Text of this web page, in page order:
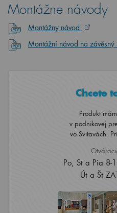
Montážne návody
Montážny návod
Montážní návod na závěsný
Chcete
Produkt
v podnikovej
vo Svitavách.
Po, St a Pia 8-
Út a Št